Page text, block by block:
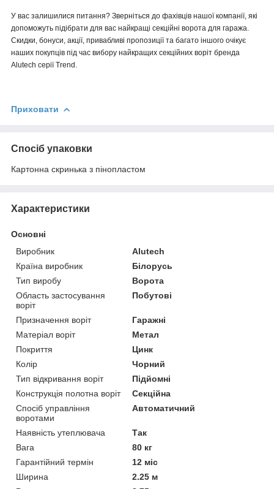
У вас залишилися питання? Зверніться до фахівців нашої компанії, які
допоможуть підібрати для вас найкращі секційні ворота для гаража.
Скидки, бонуси, акції, привабливі пропозиції та багато іншого очікує
наших покупців під час вибору найкращих секційних воріт бренда
Alutech серії Trend.
Приховати
Спосіб упаковки
Картонна скринька з пінопластом
Характеристики
Основні
Виробник
Alutech
Країна виробник
Білорусь
Тип виробу
Ворота
Область застосування
воріт
Побутові
Призначення воріт
Гаражні
Матеріал воріт
Метал
Покриття
Цинк
Колір
Чорний
Тип відкривання воріт
Підйомні
Конструкція полотна воріт
Секційна
Спосіб управління
воротами
Автоматичний
Наявність утеплювача
Так
Вага
80 кг
Гарантійний термін
12 міс
Ширина
2.25 м